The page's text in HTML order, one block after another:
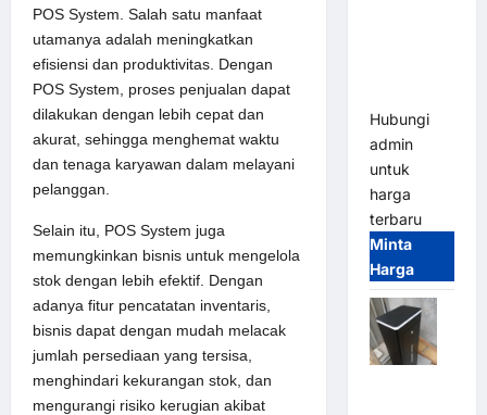
POS System. Salah satu manfaat
utamanya adalah meningkatkan
efisiensi dan produktivitas. Dengan
POS System, proses penjualan dapat
dilakukan dengan lebih cepat dan
akurat, sehingga menghemat waktu
dan tenaga karyawan dalam melayani
pelanggan.
Selain itu, POS System juga
memungkinkan bisnis untuk mengelola
stok dengan lebih efektif. Dengan
adanya fitur pencatatan inventaris,
bisnis dapat dengan mudah melacak
jumlah persediaan yang tersisa,
menghindari kekurangan stok, dan
mengurangi risiko kerugian akibat
Hubungi
admin
untuk
harga
terbaru
Minta
Harga